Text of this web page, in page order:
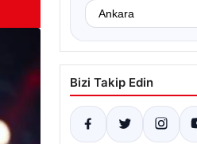
Bizi Takip Edin